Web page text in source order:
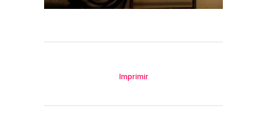
Imprimir